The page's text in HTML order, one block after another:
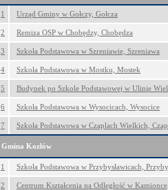
1 Urząd Gminy w Gołczy, Gołcza
2 Remiza OSP w Chobędzy, Chobędza
3 Szkoła Podstawowa w Szreniawie, Szreniawa
4 Szkoła Podstawowa w Mostku, Mostek
5 Budynek po Szkole Podstawowej w Ulinie
6 Szkoła Podstawowa w Wysocicach, Wysocice
7 Szkoła Podstawowa w Czaplach Wielkich,
Gmina Kozłów
1 Szkoła Podstawowa w Przybysławicach,
2 Centrum Kształcenia na Odległość w